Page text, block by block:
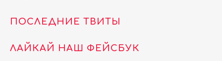
ПОСЛЕДНИЕ ТВИТЫ
ЛАЙКАЙ НАШ ФЕЙСБУК